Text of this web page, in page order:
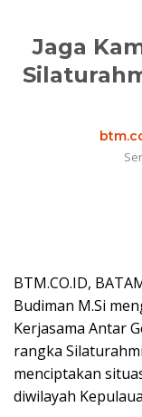
Jaga
BTM.CO.ID,
Budiman M.Si
Kerjasama Antar
rangka
menciptakan
diwilayah